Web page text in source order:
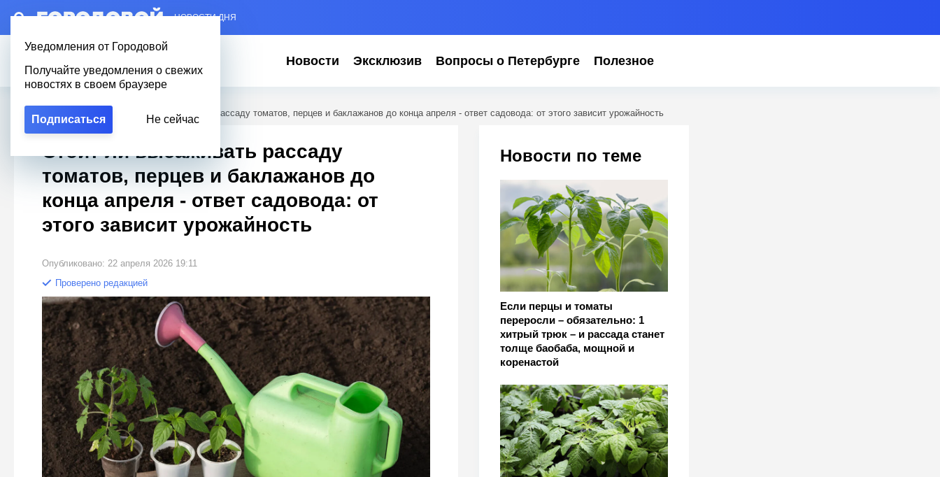
– НОВОСТИ ДНЯ
Уведомления от Городовой
Получайте уведомления о свежих
новостях в своем браузере
Подписаться Не сейчас
Новости Эксклюзив Вопросы о Петербурге Полезное
Городовой Стоит ли высаживать рассаду томатов, перцев и баклажанов до конца апреля - ответ садовода: от этого зависит урожайность
Новости по теме
Если перцы и томаты
переросли – обязательно: 1
хитрый трюк – и рассада станет
толще баобаба, мощной и
коренастой
Стоит ли высаживать рассаду
томатов, перцев и баклажанов до
конца апреля - ответ садовода: от
этого зависит урожайность
Опубликовано: 22 апреля 2026 19:11
Проверено редакцией